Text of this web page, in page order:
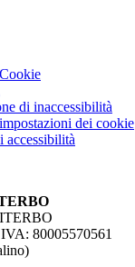
di inaccessibilità
dei cookie
accessibilità
80005570561